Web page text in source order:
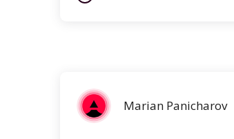
Marian Panicharov